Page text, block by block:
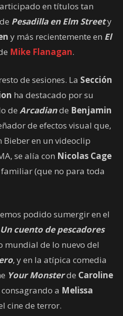
en títulos tan
Pesadilla en Elm Streety
y más recientemente en El
Mike Flanagan.
de sesiones. La Sección
ha destacado por su
de Arcadiande Benjamin
de efectos visual que,
en un videoclip
se alía con Nicolas Cage
(que no para toda
podido sumergir en el
Un cuento de pescadores
mundial de lo nuevo del
, y en la atípica comedia
Your Monsterde Caroline
a Melissa
cine de terror.